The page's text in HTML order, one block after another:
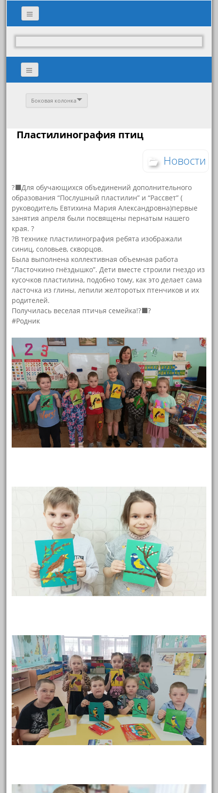
Боковая колонка
Пластилинография птиц
Новости
?‍⬛Для обучающихся объединений дополнительного
образования “Послушный пластилин” и “Рассвет” (
руководитель Евтихина Мария Александровна)первые
занятия апреля были посвящены пернатым нашего
края. ?
?️В технике пластилинография ребята изображали
синиц, соловьев, скворцов.
Была выполнена коллективная объемная работа
“Ласточкино гнёздышко”. Дети вместе строили гнездо из
кусочков пластилина, подобно тому, как это делает сама
ласточка из глины, лепили желторотых птенчиков и их
родителей.
Получилась веселая птичья семейка!?‍⬛?
#Родник